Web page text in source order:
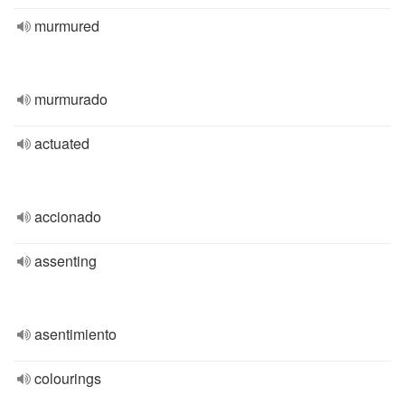
murmured
murmurado
actuated
accionado
assenting
asentimiento
colourings